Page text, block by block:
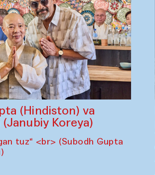
(Hindiston) va
Koreya)
tuz" <br> (Subodh Gupta